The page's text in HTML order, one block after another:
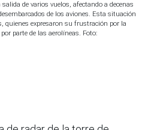
de varios vuelos, afectando a decenas
de los aviones. Esta situación
quienes expresaron su frustración por la
parte de las aerolíneas. Foto: